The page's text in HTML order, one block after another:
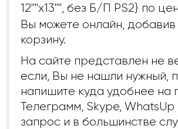
12""x13"", без Б/П PS2} по
Вы можете онлайн, добавив
корзину.
На сайте представлен не
если, Вы не нашли нужный,
напишите куда удобнее на
Телеграмм, Skype,
запрос и в большинстве